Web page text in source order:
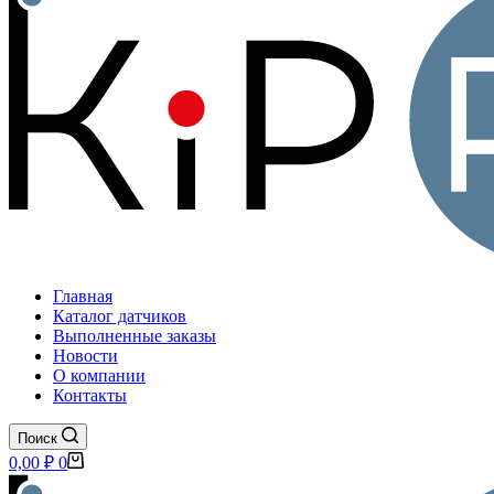
Главная
Каталог датчиков
Выполненные заказы
Новости
О компании
Контакты
Поиск
Корзина
0,00 ₽ 0